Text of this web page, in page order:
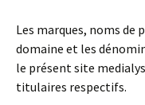
Les marques, noms de
domaine et les
le présent site
titulaires respectifs.